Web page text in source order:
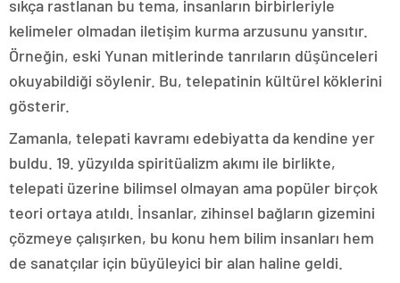
sıkça rastlanan bu tema, insanların birbirleriyle
kelimeler olmadan iletişim kurma arzusunu yansıtır.
Örneğin, eski Yunan mitlerinde tanrıların düşünceleri
okuyabildiği söylenir. Bu, telepatinin kültürel köklerini
gösterir.
Zamanla, telepati kavramı edebiyatta da kendine yer
buldu. 19. yüzyılda spiritüalizm akımı ile birlikte,
telepati üzerine bilimsel olmayan ama popüler birçok
teori ortaya atıldı. İnsanlar, zihinsel bağların gizemini
çözmeye çalışırken, bu konu hem bilim insanları hem
de sanatçılar için büyüleyici bir alan haline geldi.